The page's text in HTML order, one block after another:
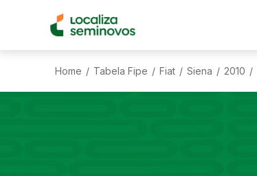
Home / Tabela Fipe / Fiat / Siena / 2010 /